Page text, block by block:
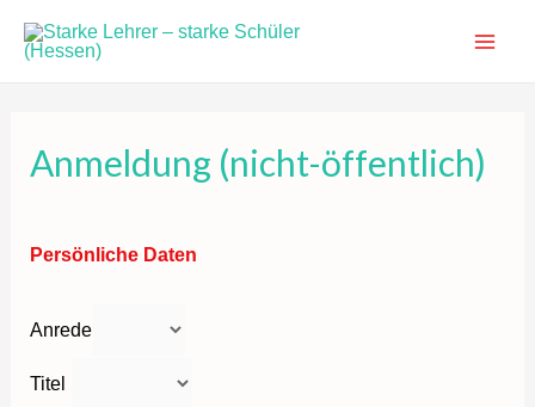
Inhalt
Anmeldung (nicht-öffentlich)
Persönliche Daten
Anrede
Titel